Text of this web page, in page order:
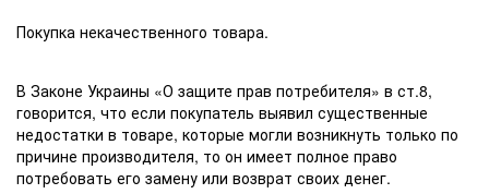
Покупка некачественного товара.
В Законе Украины «О защите прав потребителя» в ст.8,
говорится, что если покупатель выявил существенные
недостатки в товаре, которые могли возникнуть только по
причине производителя, то он имеет полное право
потребовать его замену или возврат своих денег.